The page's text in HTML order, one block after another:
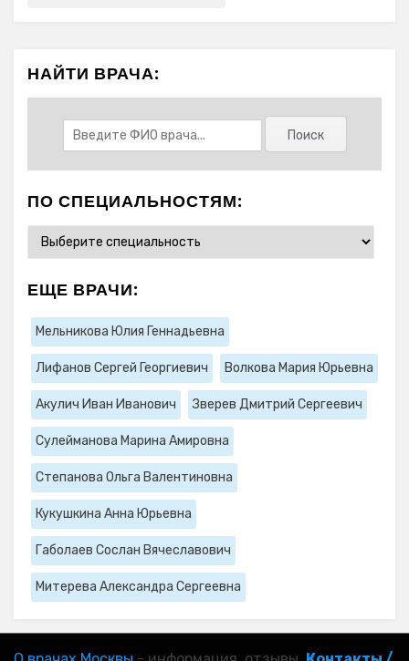
НАЙТИ ВРАЧА:
ПО СПЕЦИАЛЬНОСТЯМ:
ЕЩЕ ВРАЧИ:
Мельникова Юлия Геннадьевна
Лифанов Сергей Георгиевич Волкова Мария Юрьевна
Акулич Иван Иванович Зверев Дмитрий Сергеевич
Сулейманова Марина Амировна
Степанова Ольга Валентиновна
Кукушкина Анна Юрьевна
Габолаев Сослан Вячеславович
Митерева Александра Сергеевна